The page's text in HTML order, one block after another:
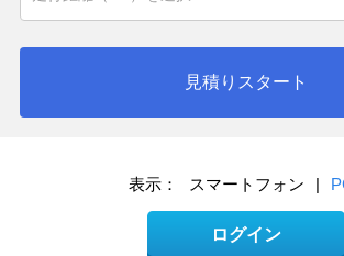
見積りスタート
表示： スマートフォン |
ログイン